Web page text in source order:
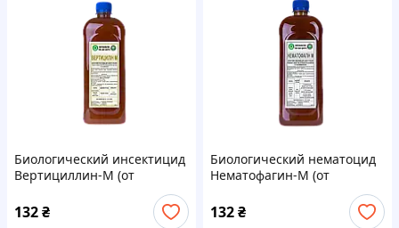
Биологический инсектицид
Вертициллин-М (от
Lecanicillium lecanii)
132₴
Биологический нематоцид
Нематофагин-М (от
Arthrobotrys oligospora)
132₴